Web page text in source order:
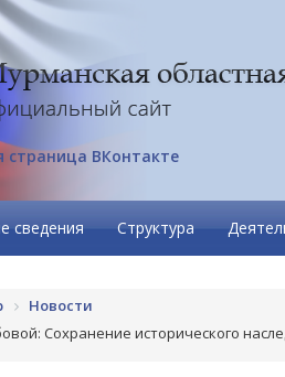
страница ВКонтакте
сведения Структура
Новости
Сохранение исторического